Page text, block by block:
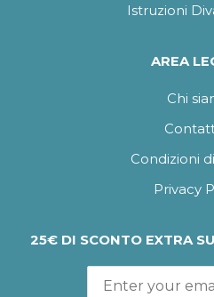
Istruzioni
AREA
Chi
Condizioni
Privacy
25€ DI SCONTO EXTRA